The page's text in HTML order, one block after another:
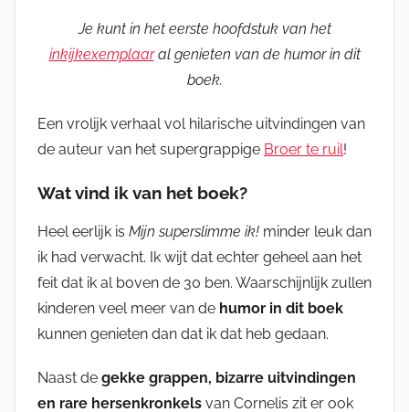
Je kunt in het eerste hoofdstuk van het
inkijkexemplaaral genieten van de humor in dit
boek.
Een vrolijk verhaal vol hilarische uitvindingen van
de auteur van het supergrappige Broer te ruil!
Wat vind ik van het boek?
Heel eerlijk is Mijn superslimme ik! minder leuk dan
ik had verwacht. Ik wijt dat echter geheel aan het
feit dat ik al boven de 30 ben. Waarschijnlijk zullen
kinderen veel meer van de humor in dit boek
kunnen genieten dan dat ik dat heb gedaan.
Naast de gekke grappen, bizarre uitvindingen
en rare hersenkronkels van Cornelis zit er ook